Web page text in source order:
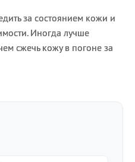
за состоянием кожи и
Иногда лучше
сжечь кожу в погоне за